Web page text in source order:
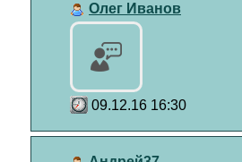
Олег Иванов
09.12.16 16:30